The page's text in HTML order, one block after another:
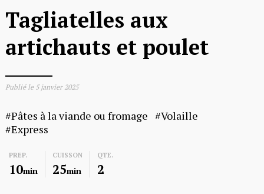
Tagliatelles aux
artichauts et poulet
Publié le 5 janvier 2025
Pâtes à la viande ou fromage
Volaille
Express
PREP.
10min
CUISSON
25min
QTE.
2